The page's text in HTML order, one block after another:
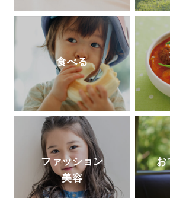
食べる
ファッション
美容
お